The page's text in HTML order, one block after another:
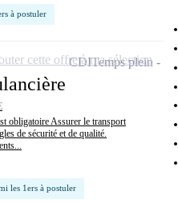
à postuler
obligatoire Assurer le transport
de sécurité et de qualité.
les 1ers à postuler
CDITemps plein
cette offre à ma sélection